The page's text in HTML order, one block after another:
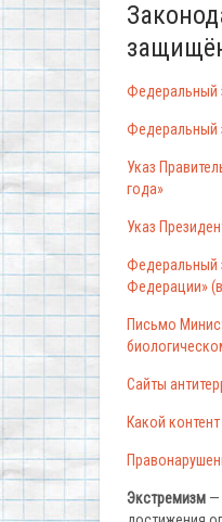
Федеральный
Федеральный
Указ
года»
Указ
Федеральный
Федерации»
Письмо
Сайты
Какой
Экстремизм —